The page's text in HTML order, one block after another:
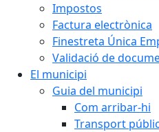
Impostos
Factura electrònica
Finestreta Única
Validació de
El municipi
Guia del municipi
Com arribar-hi
Transport públic